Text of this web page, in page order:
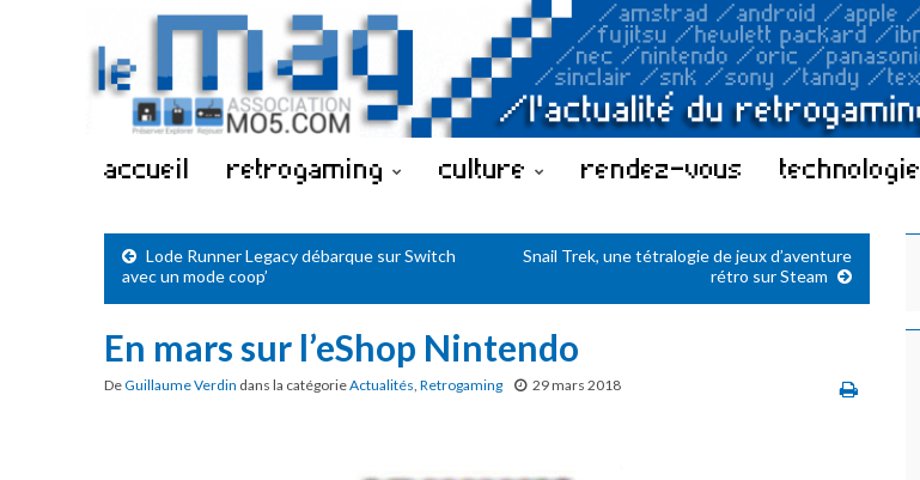
accueil retrogaming culture rendez-vous technologie
Lode Runner Legacy débarque sur Switch
avec un mode coop’
Snail Trek, une tétralogie de jeux d’aventure
rétro sur Steam
En mars sur l’eShop Nintendo
DeGuillaume Verdin dans la catégorieActualités, Retrogaming 29 mars 2018